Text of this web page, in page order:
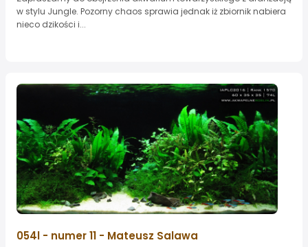
w stylu Jungle. Pozorny chaos sprawia jednak iż zbiornik nabiera
nieco dzikości i...
054l - numer 11 - Mateusz Salawa